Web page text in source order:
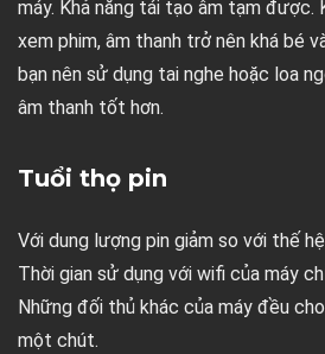
máy. Khả năng tái tạo âm tạm được.
xem phim, âm thanh trở nên khá bé
bạn nên sử dụng tai nghe hoặc loa
âm thanh tốt hơn.
Tuổi thọ pin
Với dung lượng pin giảm so với thế
Thời gian sử dụng với wifi của máy
Những đối thủ khác của máy đều
một chút.